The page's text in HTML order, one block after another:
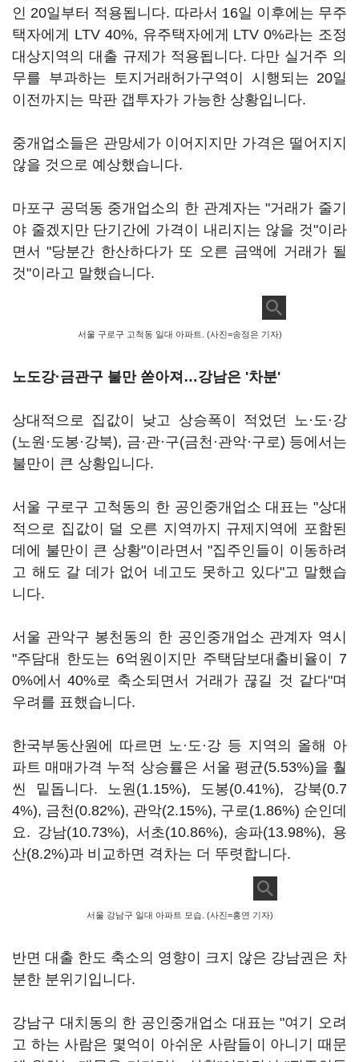
인 20일부터 적용됩니다. 따라서 16일 이후에는 무주
택자에게 LTV 40%, 유주택자에게 LTV 0%라는 조정
대상지역의 대출 규제가 적용됩니다. 다만 실거주 의
무를 부과하는 토지거래허가구역이 시행되는 20일
이전까지는 막판 갭투자가 가능한 상황입니다.
중개업소들은 관망세가 이어지지만 가격은 떨어지지
않을 것으로 예상했습니다.
마포구 공덕동 중개업소의 한 관계자는 "거래가 줄기
야 줄겠지만 단기간에 가격이 내리지는 않을 것"이라
면서 "당분간 한산하다가 또 오른 금액에 거래가 될
것"이라고 말했습니다.
서울 구로구 고척동 일대 아파트. (사진=송정은 기자)
노도강·금관구 불만 쏟아져…강남은 '차분'
상대적으로 집값이 낮고 상승폭이 적었던 노·도·강
(노원·도봉·강북), 금·관·구(금천·관악·구로) 등에서는
불만이 큰 상황입니다.
서울 구로구 고척동의 한 공인중개업소 대표는 "상대
적으로 집값이 덜 오른 지역까지 규제지역에 포함된
데에 불만이 큰 상황"이라면서 "집주인들이 이동하려
고 해도 갈 데가 없어 네고도 못하고 있다"고 말했습
니다.
서울 관악구 봉천동의 한 공인중개업소 관계자 역시
"주담대 한도는 6억원이지만 주택담보대출비율이 7
0%에서 40%로 축소되면서 거래가 끊길 것 같다"며
우려를 표했습니다.
한국부동산원에 따르면 노·도·강 등 지역의 올해 아
파트 매매가격 누적 상승률은 서울 평균(5.53%)을 훨
씬 밑돕니다. 노원(1.15%), 도봉(0.41%), 강북(0.7
4%), 금천(0.82%), 관악(2.15%), 구로(1.86%) 순인데
요. 강남(10.73%), 서초(10.86%), 송파(13.98%), 용
산(8.2%)과 비교하면 격차는 더 뚜렷합니다.
서울 강남구 일대 아파트 모습. (사진=홍연 기자)
반면 대출 한도 축소의 영향이 크지 않은 강남권은 차
분한 분위기입니다.
강남구 대치동의 한 공인중개업소 대표는 "여기 오려
고 하는 사람은 몇억이 아쉬운 사람들이 아니기 때문